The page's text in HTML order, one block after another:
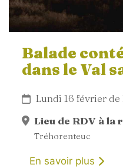
Balade
dans le Val
Lundi 16 février de
Lieu de RDV à la
Tréhorenteuc
En savoir plus